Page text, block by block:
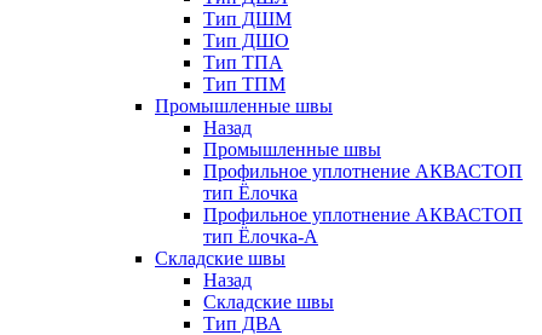
Тип ДШМ
Тип ДШО
Тип ТПА
Тип ТПМ
Промышленные швы
Назад
Промышленные швы
Профильное уплотнение АКВАСТОП
тип Ёлочка
Профильное уплотнение АКВАСТОП
тип Ёлочка-А
Складские швы
Назад
Складские швы
Тип ДВА